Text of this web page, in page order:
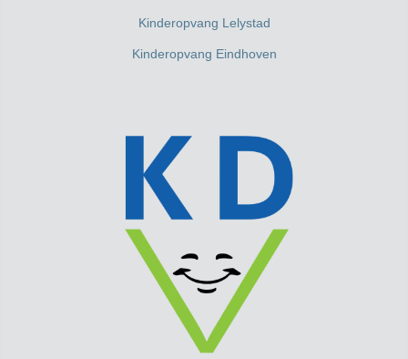
Kinderopvang Lelystad
Kinderopvang Eindhoven